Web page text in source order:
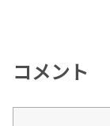
コメント